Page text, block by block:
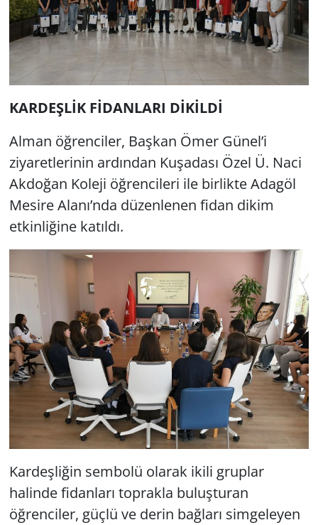
KARDEŞLİK FİDANLARI DİKİLDİ
Alman öğrenciler, Başkan Ömer Günel’i
ziyaretlerinin ardından Kuşadası Özel Ü. Naci
Akdoğan Koleji öğrencileri ile birlikte Adagöl
Mesire Alanı’nda düzenlenen fidan dikim
etkinliğine katıldı.
Kardeşliğin sembolü olarak ikili gruplar
halinde fidanları toprakla buluşturan
öğrenciler, güçlü ve derin bağları simgeleyen